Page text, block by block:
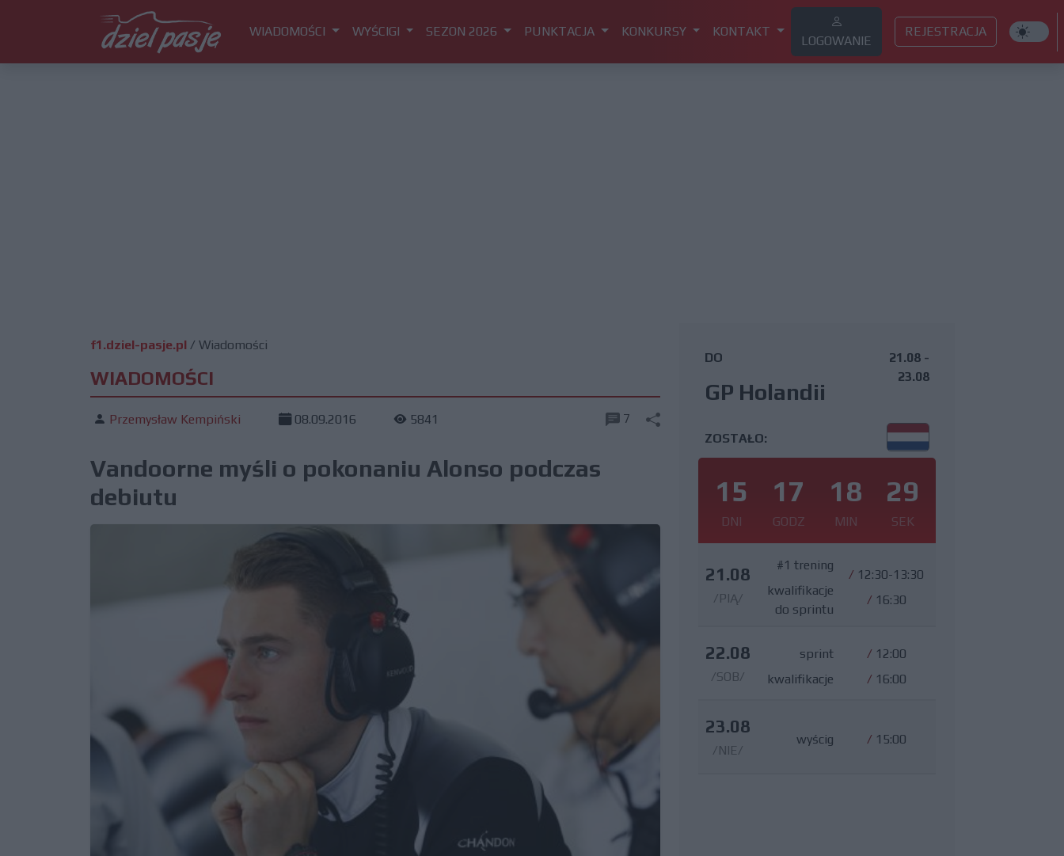
WIADOMOŚCI WYŚCIGI SEZON 2026 PUNKTACJA KONKURSY KONTAKT
LOGOWANIE
REJESTRACJA
f1.dziel-pasje.pl / Wiadomości
WIADOMOŚCI
Przemysław Kempiński 08.09.2016 5841 7
Vandoorne myśli o pokonaniu Alonso podczas
debiutu
DO
GP Holandii
21.08 -
23.08
ZOSTAŁO:
15
DNI
17
GODZ
18
MIN
28
SEK
21.08
/PIĄ/
#1 trening
kwalifikacje
do sprintu
/ 12:30-13:30
/ 16:30
22.08
/SOB/
sprint
kwalifikacje
/ 12:00
/ 16:00
23.08
/NIE/
wyścig / 15:00